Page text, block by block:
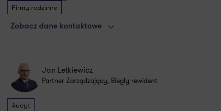
Firmy rodzinne
Zobacz dane kontaktowe
Jan Letkiewicz
Partner Zarządzający, Biegły rewident
Audyt